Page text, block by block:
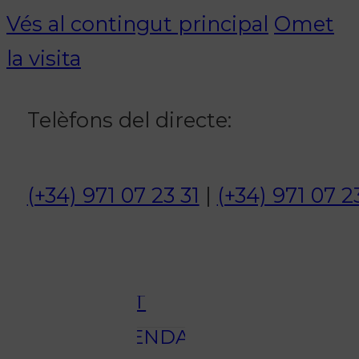
Vés al contingut principal Omet
la visita
Telèfons del directe:
(+34) 971 07 23 31 | (+34) 971 07
Notícies
CULTURA I
ESPORTS
AMBIENT
AGENDA